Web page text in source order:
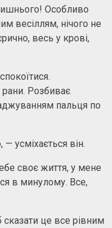
Особливо
весіллям, нічого не
весь у крові,
рани. Розбиває
пальця по
усміхається він.
своє життя, у мене
в минулому. Все,
це все рівним